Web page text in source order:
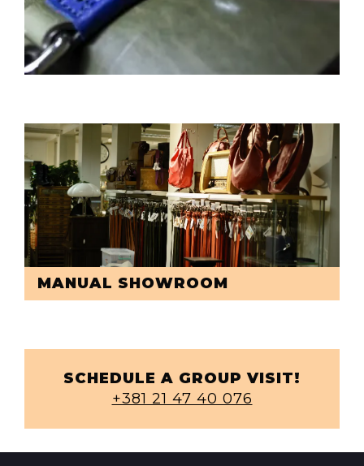
MANUAL SHOWROOM
SCHEDULE A GROUP VISIT!
+381 21 47 40 076